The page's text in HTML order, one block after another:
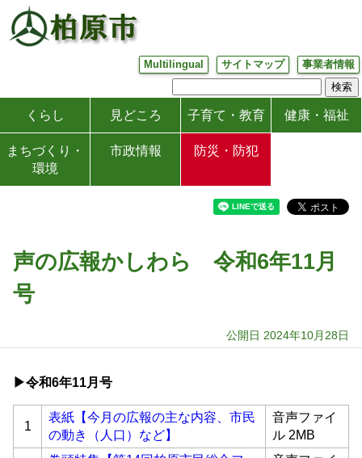
Multilingual サイトマップ 事業者情報
くらし 見どころ 子育て・教育 健康・福祉
まちづくり・
環境
市政情報 防災・防犯
声の広報かしわら 令和6年11月
号
公開日 2024年10月28日
▶令和6年11月号
1
表紙【今月の広報の主な内容、市民
の動き（人口）など】
音声ファイ
ル 2MB